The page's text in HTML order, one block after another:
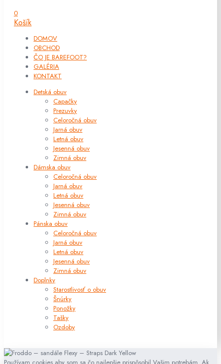
0
Košík
DOMOV
OBCHOD
ČO JE BAREFOOT?
GALÉRIA
KONTAKT
Detská obuv
Capačky
Prezuvky
Celoročná obuv
Jarná obuv
Letná obuv
Jesenná obuv
Zimná obuv
Dámska obuv
Celoročná obuv
Jarná obuv
Letná obuv
Jesenná obuv
Zimná obuv
Pánska obuv
Celoročná obuv
Jarná obuv
Letná obuv
Jesenná obuv
Zimná obuv
Doplnky
Starostlivosť o obuv
Šnúrky
Ponožky
Tašky
Ozdoby